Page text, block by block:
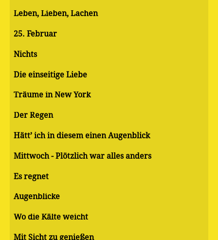
Leben, Lieben, Lachen
25. Februar
Nichts
Die einseitige Liebe
Träume in New York
Der Regen
Hätt’ ich in diesem einen Augenblick
Mittwoch - Plötzlich war alles anders
Es regnet
Augenblicke
Wo die Kälte weicht
Mit Sicht zu genießen